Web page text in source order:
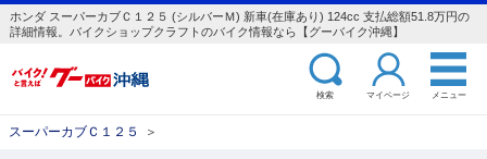
ホンダ スーパーカブＣ１２５ (シルバーＭ) 新車(在庫あり) 124cc 支払総額51.8万円の
詳細情報。バイクショップクラフトのバイク情報なら【グーバイク沖縄】
検索 マイページ メニュー
スーパーカブＣ１２５ ＞